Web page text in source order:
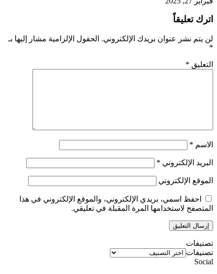
اترك تعليقاً
لن يتم نشر عنوان بريدك الإلكتروني. الحقول الإلزامية مشار إليها بـ
*
التعليق *
الاسم *
البريد الإلكتروني *
الموقع الإلكتروني
احفظ اسمي، بريدي الإلكتروني، والموقع الإلكتروني في هذا
المتصفح لاستخدامها المرة المقبلة في تعليقي.
تصنيفات
تصنيفات
Social